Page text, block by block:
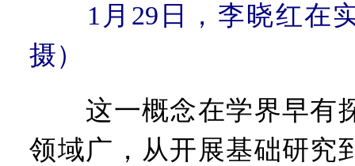
1月29日，李晓红在
摄）
这一概念在学界早有
领域广，从开展基础研究